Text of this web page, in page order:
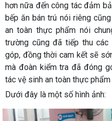
hơn nữa đến công tác đảm
bếp ăn bán trú nói riêng
an toàn thực phẩm nói
trường cũng đã tiếp thu
góp, đồng thời cam kết sẽ
mà đoàn kiểm tra đã đóng
tác vệ sinh an toàn thực
Dưới đây là một số hình ảnh: